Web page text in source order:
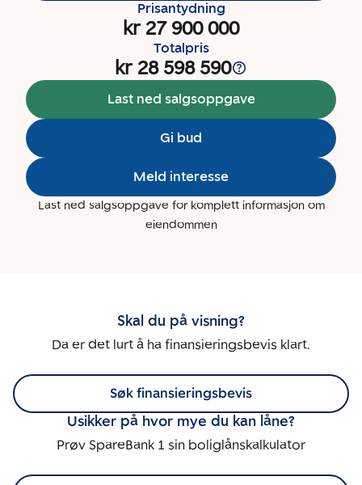
Prisantydning
kr 27 900 000
Totalpris
kr 28 598 590
Last ned salgsoppgave
Gi bud
Meld interesse
Last ned salgsoppgave for komplett informasjon om
eiendommen
Skal du på visning?
Da er det lurt å ha finansieringsbevis klart.
Søk finansieringsbevis
Usikker på hvor mye du kan låne?
Prøv SpareBank 1 sin boliglånskalkulator